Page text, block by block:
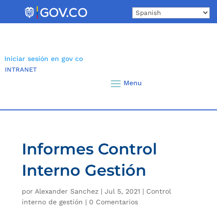
Iniciar sesión en gov co
INTRANET
Informes Control
Interno Gestión
por Alexander Sanchez| Jul 5, 2021 | Control
interno de gestión | 0 Comentarios